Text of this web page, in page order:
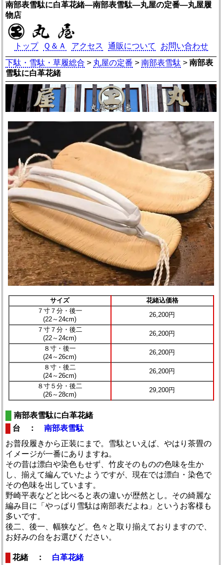
南部表雪駄に白革花緒―南部表雪駄―丸屋の定番―丸屋履
物店
トップ Ｑ＆Ａ アクセス 通販について
お問い合わせ
下駄・雪駄・草履総合 > 丸屋の定番 >南部表雪駄 >南部表
雪駄に白革花緒
サイズ
花緒込価格
７寸７分・後一
(22～24cm)
26,200円
７寸７分・後二
(22～24cm)
26,200円
８寸・後一
(24～26cm)
26,200円
８寸・後二
(24～26cm)
26,200円
８寸５分・後二
(26～28cm)
29,200円
南部表雪駄に白革花緒
台 ：南部表雪駄
お普段履きから正装にまで。雪駄といえば、やはり茶畳の
イメージが一番にありますね。
その昔は漂白や染色もせず、竹皮そのものの色味を生か
し、揃えて編んでいたようですが、現在では漂白・染色で
その色味を出しています。
野崎平表などと比べると表の違いが歴然とし。その綺麗な
編み目に「やっぱり雪駄は南部表だよね」というお客様も
多いです。
後二、後一、幅狭など。色々と取り揃えておりますので、
お好みの台をお選びください。
花緒 ： 白革花緒